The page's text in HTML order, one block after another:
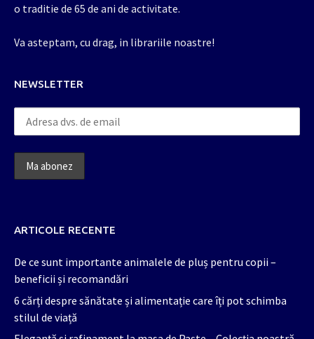
o traditie de 65 de ani de activitate.
Va asteptam, cu drag, in librariile noastre!
NEWSLETTER
ARTICOLE RECENTE
De ce sunt importante animalele de pluș pentru copii –
beneficii și recomandări
6 cărți despre sănătate și alimentație care îți pot schimba
stilul de viață